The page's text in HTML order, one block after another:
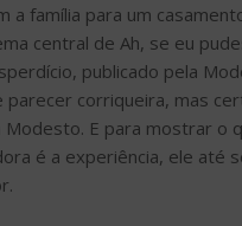
a família para um
central de Ah, se eu
publicado pela
parecer corriqueira, mas
Modesto. E para mostrar o
é a experiência, ele até